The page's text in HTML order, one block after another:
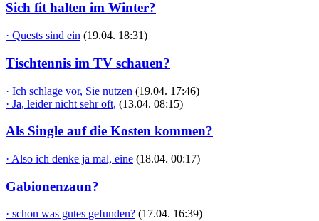
Sich fit halten im Winter?
· Quests sind ein (19.04. 18:31)
Tischtennis im TV schauen?
· Ich schlage vor, Sie nutzen (19.04. 17:46)
· Ja, leider nicht sehr oft, (13.04. 08:15)
Als Single auf die Kosten kommen?
· Also ich denke ja mal, eine (18.04. 00:17)
Gabionenzaun?
· schon was gutes gefunden? (17.04. 16:39)